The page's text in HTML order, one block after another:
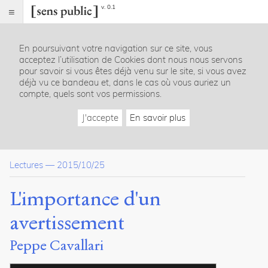
v. 0.1
Index
Article
Notes
Cavallari,
Peppe.
d'un
avertissement
2015.
public.
En poursuivant votre navigation sur ce site, vous
acceptez l’utilisation de Cookies dont nous nous servons
pour savoir si vous êtes déjà venu sur le site, si vous avez
déjà vu ce bandeau et, dans le cas où vous auriez un
compte, quels sont vos permissions.
J'accepte En savoir plus
Lectures — 2015/10/25
L'importance d'un
avertissement
Peppe Cavallari